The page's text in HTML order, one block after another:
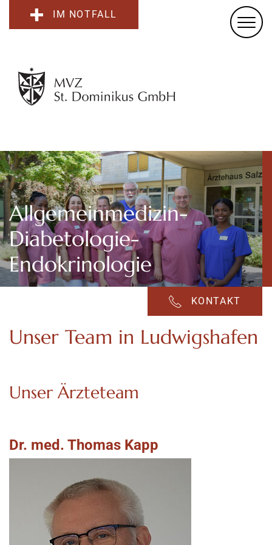
IM NOTFALL
Allgemeinmedizin-
Diabetologie-
Endokrinologie
KONTAKT
Unser Team in Ludwigshafen
Unser Ärzteteam
Dr. med. Thomas Kapp